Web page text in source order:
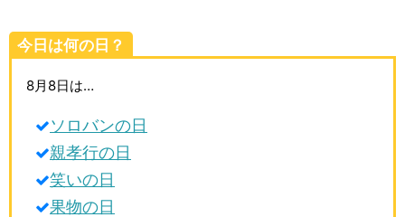
今日は何の日？
8月8日は…
ソロバンの日
親孝行の日
笑いの日
果物の日
動物雑学
歴史雑学
生活雑学
サイト情報